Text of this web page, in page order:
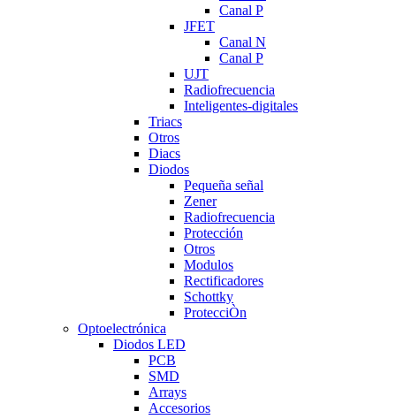
Canal P
JFET
Canal N
Canal P
UJT
Radiofrecuencia
Inteligentes-digitales
Triacs
Otros
Diacs
Diodos
Pequeña señal
Zener
Radiofrecuencia
Protección
Otros
Modulos
Rectificadores
Schottky
ProtecciÒn
Optoelectrónica
Diodos LED
PCB
SMD
Arrays
Accesorios